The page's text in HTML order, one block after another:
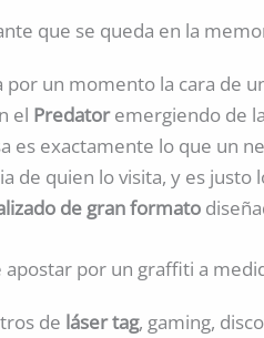
que se queda en la
por un momento la cara de
el Predatoremergiendo de
es exactamente lo que un
de quien lo visita, y es justo
de gran formato
apostar por un graffiti a
de láser tag, gaming,